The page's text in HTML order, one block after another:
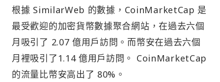
根據 SimilarWeb 的數據，CoinMarketCap 是
最受歡迎的加密貨幣數據聚合網站，在過去六個
月吸引了 2.07 億用戶訪問。而幣安在過去六個
月裡吸引了1.14 億用戶訪問。 CoinMarketCap
的流量比幣安高出了 80%。